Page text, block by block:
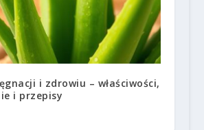
i zdrowiu – właściwości,
i przepisy